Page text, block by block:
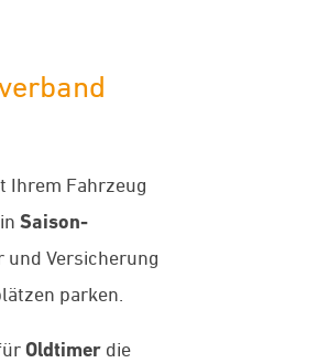
Ihrem Fahrzeug
Saison-
und Versicherung
parken.
Oldtimer die